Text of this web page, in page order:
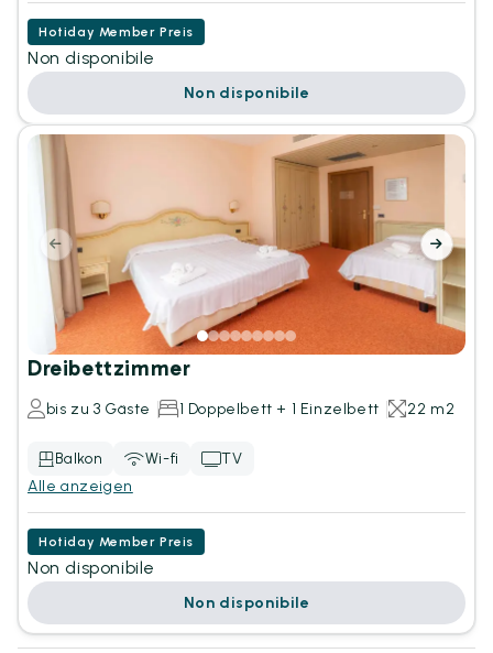
Hotiday Member Preis
Non disponibile
Non disponibile
Dreibettzimmer
bis zu 3 Gäste 1 Doppelbett + 1 Einzelbett 22 m2
Balkon Wi-fi
TV
Alle anzeigen
Hotiday Member Preis
Non disponibile
Non disponibile